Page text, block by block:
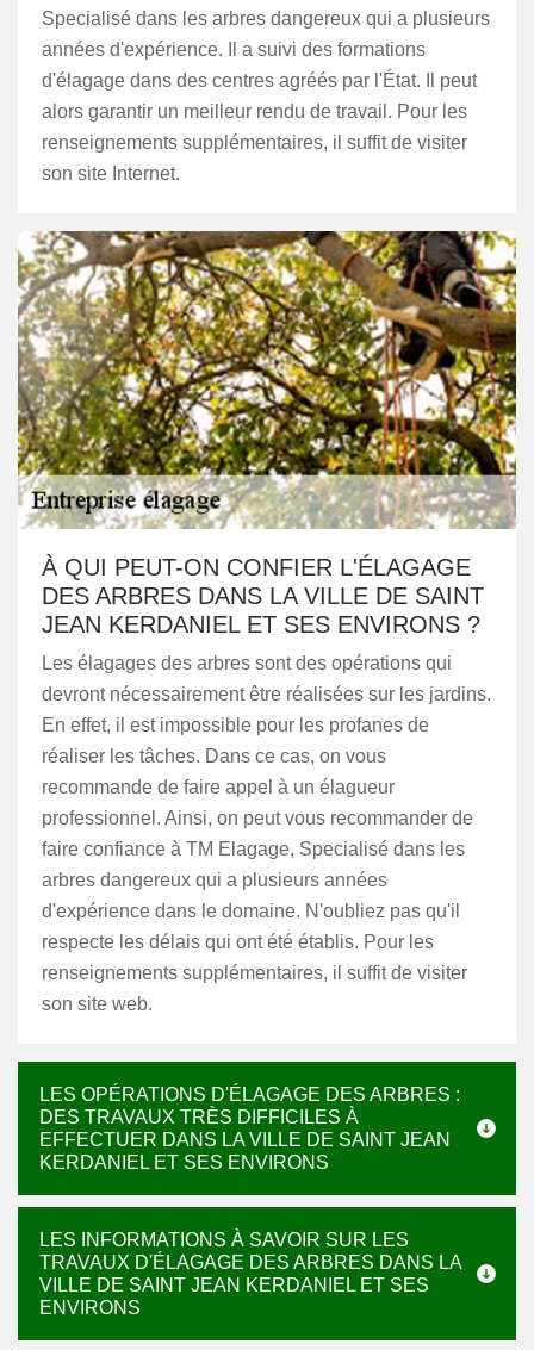
Specialisé dans les arbres dangereux qui a plusieurs
années d'expérience. Il a suivi des formations
d'élagage dans des centres agréés par l'État. Il peut
alors garantir un meilleur rendu de travail. Pour les
renseignements supplémentaires, il suffit de visiter
son site Internet.
À QUI PEUT-ON CONFIER L'ÉLAGAGE
DES ARBRES DANS LA VILLE DE SAINT
JEAN KERDANIEL ET SES ENVIRONS ?
Les élagages des arbres sont des opérations qui
devront nécessairement être réalisées sur les jardins.
En effet, il est impossible pour les profanes de
réaliser les tâches. Dans ce cas, on vous
recommande de faire appel à un élagueur
professionnel. Ainsi, on peut vous recommander de
faire confiance à TM Elagage, Specialisé dans les
arbres dangereux qui a plusieurs années
d'expérience dans le domaine. N'oubliez pas qu'il
respecte les délais qui ont été établis. Pour les
renseignements supplémentaires, il suffit de visiter
son site web.
LES OPÉRATIONS D'ÉLAGAGE DES ARBRES :
DES TRAVAUX TRÈS DIFFICILES À
EFFECTUER DANS LA VILLE DE SAINT JEAN
KERDANIEL ET SES ENVIRONS
LES INFORMATIONS À SAVOIR SUR LES
TRAVAUX D'ÉLAGAGE DES ARBRES DANS LA
VILLE DE SAINT JEAN KERDANIEL ET SES
ENVIRONS